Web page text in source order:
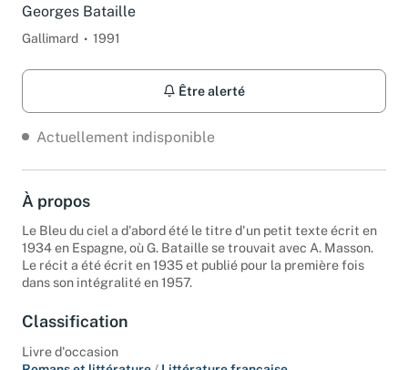
Georges Bataille
Gallimard 1991
Être alerté
Actuellement indisponible
À propos
Le Bleu du ciel a d'abord été le titre d'un petit texte écrit en
1934 en Espagne, où G. Bataille se trouvait avec A. Masson.
Le récit a été écrit en 1935 et publié pour la première fois
dans son intégralité en 1957.
Classification
Livre d'occasion